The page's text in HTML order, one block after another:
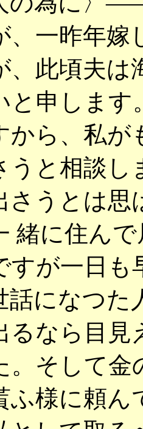
、一昨年嫁
、此頃夫は
と申します
から、私が
うと相談し
さうとは思
緒に住ん
すが一日も
話になつた
るなら目見
。そして
ふ様に頼